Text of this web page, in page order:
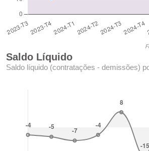
Saldo Líquido
Saldo líquido (contratações - demissões)